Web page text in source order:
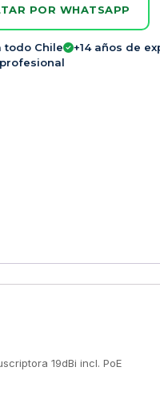
POR WHATSAPP
todo Chile
+14 años de
19dBi incl. PoE